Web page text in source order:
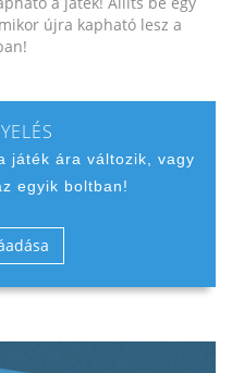
újra kapható lesz a
játék ára változik, vagy
egyik boltban!